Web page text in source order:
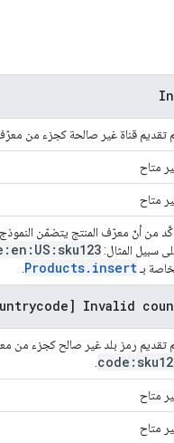
تقديم قناة غير صالحة كجزء من
متاح
متاح
من أنّ معرّف المنتج يتضمّن النموذج
سبيل المثال:
بـProducts.insert
Invalid
تقديم رمز بلد غير صالح كجزء من
متاح
متاح